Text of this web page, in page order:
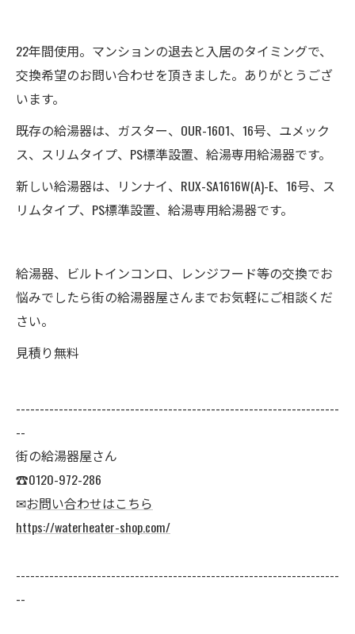
22年間使用。マンションの退去と入居のタイミングで、
交換希望のお問い合わせを頂きました。ありがとうござ
います。
既存の給湯器は、ガスター、OUR-1601、16号、ユメック
ス、スリムタイプ、PS標準設置、給湯専用給湯器です。
新しい給湯器は、リンナイ、RUX-SA1616W(A)-E、16号、ス
リムタイプ、PS標準設置、給湯専用給湯器です。
給湯器、ビルトインコンロ、レンジフード等の交換でお
悩みでしたら街の給湯器屋さんまでお気軽にご相談くだ
さい。
見積り無料
--------------------------------------------------------------------
--
街の給湯器屋さん
☎0120-972-286
✉お問い合わせはこちら
https://waterheater-shop.com/
--------------------------------------------------------------------
--